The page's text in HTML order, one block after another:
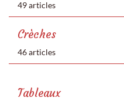
49 articles
Crèches
46 articles
Tableaux